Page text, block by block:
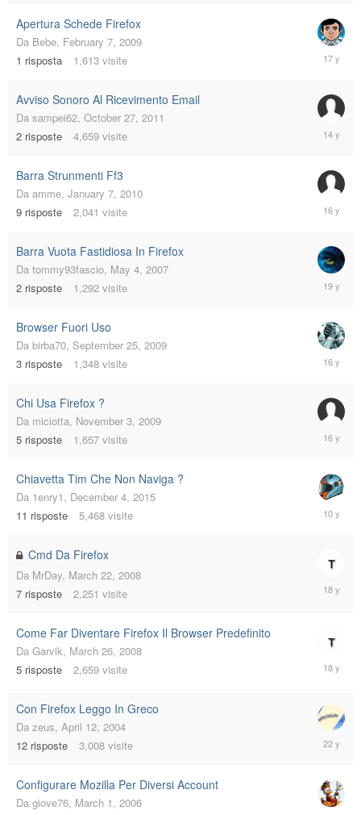
Apertura Schede Firefox
Da Bebe, February 7, 2009
1 risposta 1,613 visite
February
8,
Avviso Sonoro Al Ricevimento Email
Da sampei62, October 27, 2011
2 risposte 4,659 visite
October
27,
Barra Strunmenti Ff3
Da amme, January 7, 2010
9 risposte 2,041 visite
January
7,
Barra Vuota Fastidiosa In Firefox
Da tommy93fascio, May 4, 2007
2 risposte 1,292 visite
May
6,
Browser Fuori Uso
Da birba70, September 25, 2009
3 risposte 1,348 visite
25,
Chi Usa Firefox ?
Da miciotta, November 3, 2009
5 risposte 1,657 visite
11,
Chiavetta Tim Che Non Naviga ?
Da 1enry1, December 4, 2015
11 risposte 5,468 visite
17,
Cmd Da Firefox
Da MrDay, March 22, 2008
7 risposte 2,251 visite
March
25,
Come Far Diventare Firefox Il Browser Predefinito
Da Garvik, March 26, 2008
5 risposte 2,659 visite
March
26,
Con Firefox Leggo In Greco
Da zeus, April 12, 2004
12 risposte 3,008 visite
April
13,
Configurare Mozilla Per Diversi Account
Da giove76, March 1, 2006